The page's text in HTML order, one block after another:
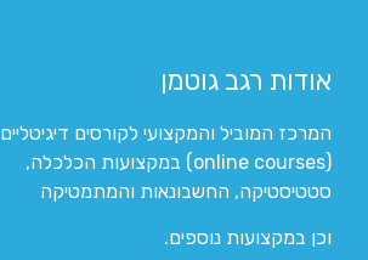
אודות רגב גוטמן
המרכז המוביל והמקצועי לקורסים דיגיטליים
(online courses) במקצועות הכלכלה,
סטטיסטיקה, החשבונאות והמתמטיקה
וכן במקצועות נוספים.